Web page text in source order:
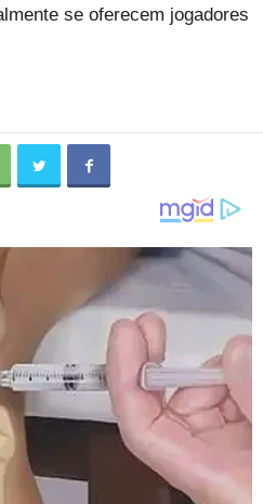
se oferecem jogadores